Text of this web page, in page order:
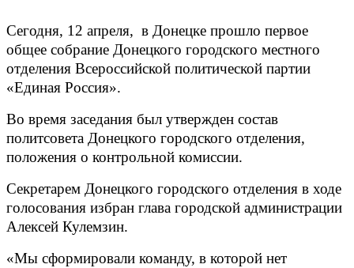
Сегодня, 12 апреля, в Донецке прошло первое
общее собрание Донецкого городского местного
отделения Всероссийской политической партии
«Единая Россия».
Во время заседания был утвержден состав
политсовета Донецкого городского отделения,
положения о контрольной комиссии.
Секретарем Донецкого городского отделения в ходе
голосования избран глава городской администрации
Алексей Кулемзин.
«Мы сформировали команду, в которой нет